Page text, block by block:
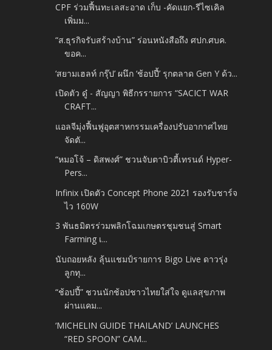
CPF ร่วมฟื้นทะเลสะอาด เก็บ -คัดแยก-รีไซเคิล
เพิ่มม...
“ส.ธุรกิจรับสร้างบ้าน” ร่อนหนังสือถึง ศปก.ศบค.
ขอค...
‘สยามเฮลท์ กรุ๊ป’ ผนึก ‘ช้อปปี้’ รุกตลาด Gen Y ด้ว...
เปิดตัว ดู๋ - สัญญา พิธีกรรายการ “SACICT WAR
CRAFT...
แอลจีมุ่งฟื้นฟูอุตสาหกรรมเครื่องปรับอากาศไทย
จัดตั...
“หมอโจ้ – ดิสพงศ์” ชวนจับตาบิวตี้เทรนด์ Hyper-
Pers...
Infinix เปิดตัว Concept Phone 2021 รองรับชาร์จ
ไว 160W
3 พันธมิตรร่วมพลิกโฉมเกษตรชุมชนสู่ Smart
Farming เ...
นับถอยหลัง ลุ้นแชมป์รายการ Bigo Live ดาวรุ่ง
ลูกทุ...
“ช้อปปี้” ชวนนักช้อปชาวไทยใส่ใจ ดูแลสุขภาพ
ผ่านแคม...
‘MICHELIN GUIDE THAILAND’ LAUNCHES
“RED SPOON” CAM...